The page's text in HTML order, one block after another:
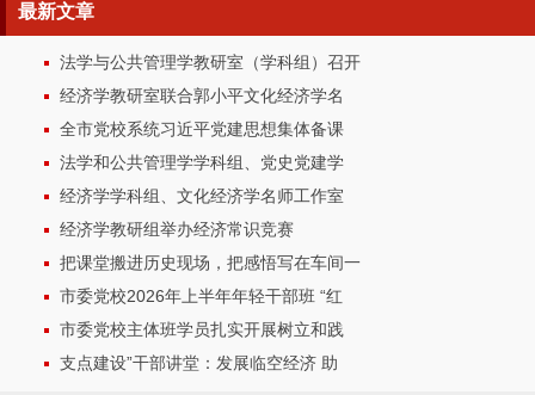
最新文章
法学与公共管理学教研室（学科组）召开
经济学教研室联合郭小平文化经济学名
全市党校系统习近平党建思想集体备课
法学和公共管理学学科组、党史党建学
经济学学科组、文化经济学名师工作室
经济学教研组举办经济常识竞赛
把课堂搬进历史现场，把感悟写在车间一
市委党校2026年上半年年轻干部班 “红
市委党校主体班学员扎实开展树立和践
支点建设”干部讲堂：发展临空经济 助